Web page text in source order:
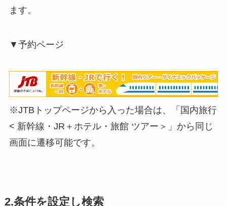
ます。
▼予約ページ
※JTBトップページから入った場合は、「国内旅行
< 新幹線・JR＋ホテル・旅館 ツアー＞」から同じ
画面に遷移可能です。
2.条件を設定し検索